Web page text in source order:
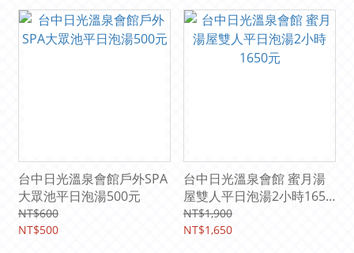
台中日光溫泉會館戶外SPA
大眾池平日泡湯500元
NT$600
NT$500
台中日光溫泉會館 蜜月湯
屋雙人平日泡湯2小時1650
元
NT$1,900
NT$1,650